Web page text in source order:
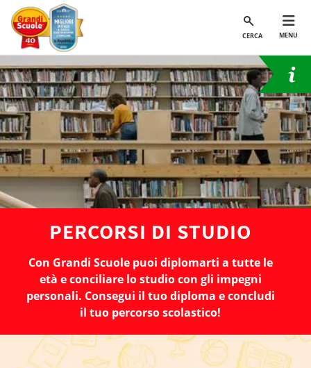
CERCA MENU
PERCORSI DI STUDIO
Con Grandi Scuole puoi diplomarti a tutte le
età e conciliare lo studio con gli impegni
personali. Consegui il tuo diploma e concludi
il tuo percorso scolastico!